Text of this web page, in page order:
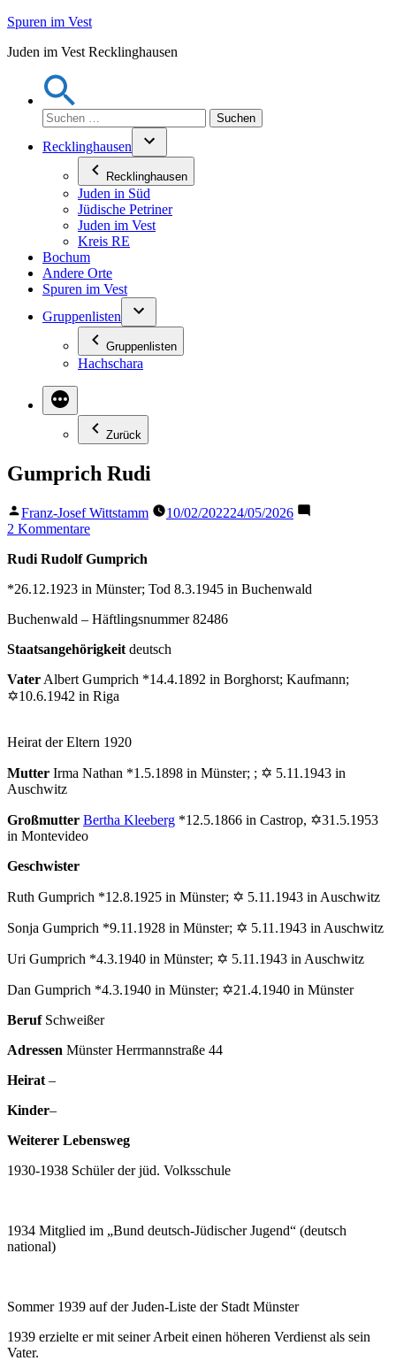
Zum
springen
Spuren im Vest
Juden im Vest Recklinghausen
Suchen
nach:
Recklinghausen
Recklinghausen
Juden in Süd
Jüdische Petriner
Juden im Vest
Kreis RE
Bochum
Andere Orte
Spuren im Vest
Gruppenlisten
Gruppenlisten
Hachschara
Zurück
Gumprich Rudi
Veröffentlicht
von
Franz-Josef Wittstamm 10/02/202224/05/2026
2 Kommentarezu
Rudi
Rudi Rudolf Gumprich
*26.12.1923 in Münster; Tod 8.3.1945 in Buchenwald
Buchenwald – Häftlingsnummer 82486
Staatsangehörigkeit deutsch
Vater Albert Gumprich *14.4.1892 in Borghorst; Kaufmann;
✡10.6.1942 in Riga
Heirat der Eltern 1920
Mutter Irma Nathan *1.5.1898 in Münster; ; ✡ 5.11.1943 in
Auschwitz
Großmutter Bertha Kleeberg *12.5.1866 in Castrop, ✡31.5.1953
in Montevideo
Geschwister
Ruth Gumprich *12.8.1925 in Münster; ✡ 5.11.1943 in Auschwitz
Sonja Gumprich *9.11.1928 in Münster; ✡ 5.11.1943 in Auschwitz
Uri Gumprich *4.3.1940 in Münster; ✡ 5.11.1943 in Auschwitz
Dan Gumprich *4.3.1940 in Münster; ✡21.4.1940 in Münster
Beruf Schweißer
Adressen Münster Herrmannstraße 44
Heirat –
Kinder–
Weiterer Lebensweg
1930-1938 Schüler der jüd. Volksschule
1934 Mitglied im „Bund deutsch-Jüdischer Jugend“ (deutsch
national)
Sommer 1939 auf der Juden-Liste der Stadt Münster
1939 erzielte er mit seiner Arbeit einen höheren Verdienst als sein
Vater.